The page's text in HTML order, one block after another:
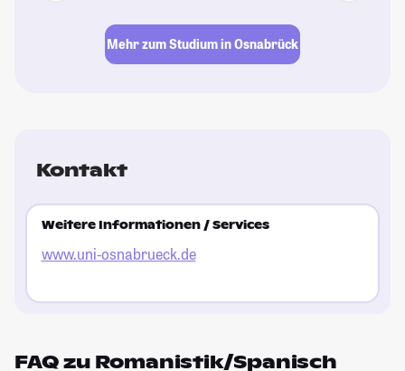
Mehr zum Studium in Osnabrück
Kontakt
Weitere Informationen / Services
www.uni-osnabrueck.de
FAQ zu Romanistik/Spanisch